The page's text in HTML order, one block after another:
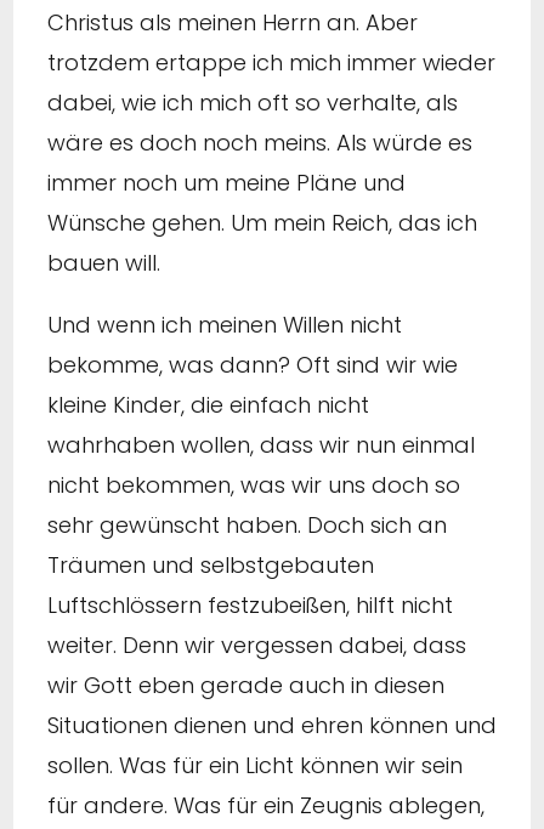
Christus als meinen Herrn an. Aber
trotzdem ertappe ich mich immer wieder
dabei, wie ich mich oft so verhalte, als
wäre es doch noch meins. Als würde es
immer noch um meine Pläne und
Wünsche gehen. Um mein Reich, das ich
bauen will.
Und wenn ich meinen Willen nicht
bekomme, was dann? Oft sind wir wie
kleine Kinder, die einfach nicht
wahrhaben wollen, dass wir nun einmal
nicht bekommen, was wir uns doch so
sehr gewünscht haben. Doch sich an
Träumen und selbstgebauten
Luftschlössern festzubeißen, hilft nicht
weiter. Denn wir vergessen dabei, dass
wir Gott eben gerade auch in diesen
Situationen dienen und ehren können und
sollen. Was für ein Licht können wir sein
für andere. Was für ein Zeugnis ablegen,